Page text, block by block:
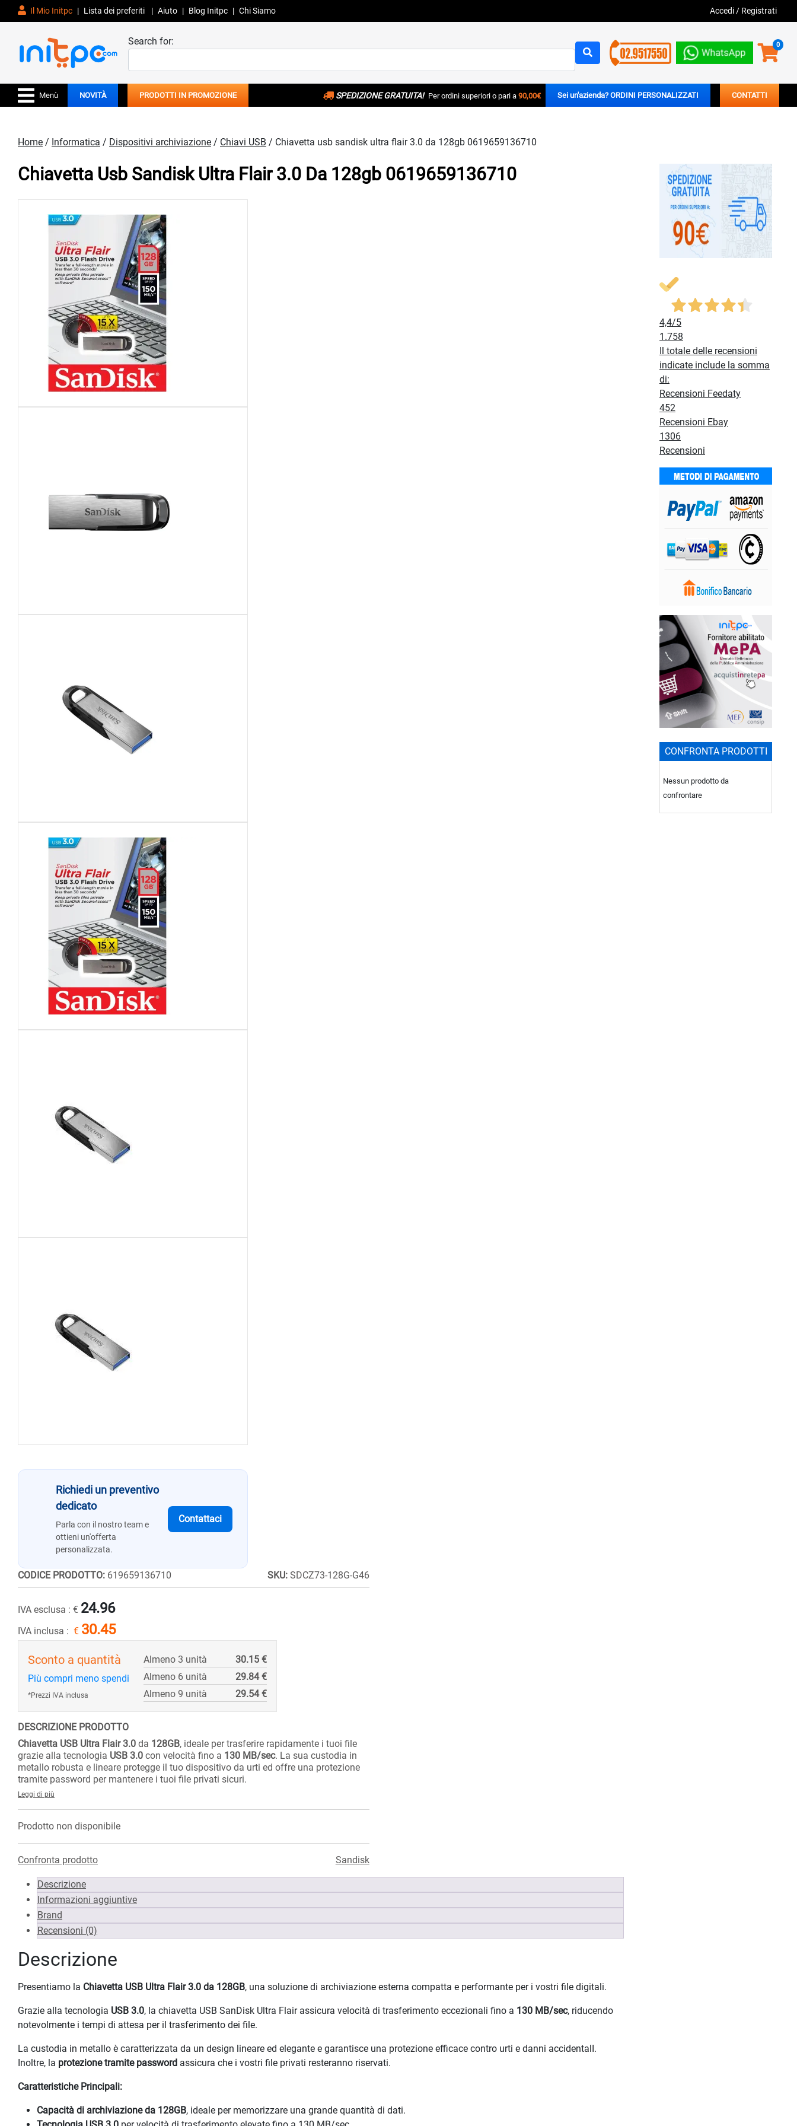
Il Mio Initpc | Lista dei preferiti | Aiuto | Blog Initpc | Chi Siamo Accedi / Registrati
Search for: 0
Menù NOVITÀ PRODOTTI IN PROMOZIONE SPEDIZIONE GRATUITA! Per ordini superiori o pari a 90,00€ Sei un'azienda? ORDINI PERSONALIZZATI CONTATTI
Home / Informatica / Dispositivi archiviazione / Chiavi USB / Chiavetta usb sandisk ultra flair 3.0 da 128gb 0619659136710
Chiavetta Usb Sandisk Ultra Flair 3.0 Da 128gb 0619659136710
Richiedi un preventivo
dedicato
Parla con il nostro team e
ottieni un'offerta
personalizzata.
Contattaci
CODICE PRODOTTO: 619659136710 SKU: SDCZ73-128G-G46
IVA esclusa : € 24.96
IVA inclusa : € 30.45
Sconto a quantità
Più compri meno spendi
*Prezzi IVA inclusa
Almeno 3 unità
30.15 €
Almeno 6 unità
29.84 €
Almeno 9 unità
29.54 €
DESCRIZIONE PRODOTTO
Chiavetta USB Ultra Flair 3.0 da 128GB, ideale per trasferire rapidamente i tuoi file
grazie alla tecnologia USB 3.0 con velocità fino a 130 MB/sec. La sua custodia in
metallo robusta e lineare protegge il tuo dispositivo da urti ed offre una protezione
tramite password per mantenere i tuoi file privati sicuri.
Leggi di più
Prodotto non disponibile
Confronta prodotto Sandisk
Descrizione
Informazioni aggiuntive
Brand
Recensioni (0)
Descrizione
Presentiamo la Chiavetta USB Ultra Flair 3.0 da 128GB, una soluzione di archiviazione esterna compatta e performante per i vostri file digitali.
Grazie alla tecnologia USB 3.0, la chiavetta USB SanDisk Ultra Flair assicura velocità di trasferimento eccezionali fino a 130 MB/sec, riducendo
notevolmente i tempi di attesa per il trasferimento dei file.
La custodia in metallo è caratterizzata da un design lineare ed elegante e garantisce una protezione efficace contro urti e danni accidentalI.
Inoltre, la protezione tramite password assicura che i vostri file privati resteranno riservati.
Caratteristiche Principali:
Capacità di archiviazione da 128GB, ideale per memorizzare una grande quantità di dati.
4,4/5
1.758
Il totale delle recensioni
indicate include la somma
di:
Recensioni Feedaty
452
Recensioni Ebay
1306
Recensioni
CONFRONTA PRODOTTI
Nessun prodotto da
confrontare